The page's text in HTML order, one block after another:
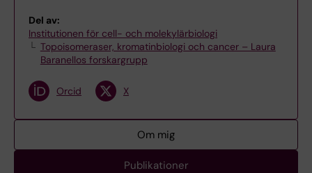
Del av:
Institutionen för cell- och molekylärbiologi
Topoisomeraser, kromatinbiologi och cancer – Laura
Baranellos forskargrupp
Orcid X
Om mig
Publikationer